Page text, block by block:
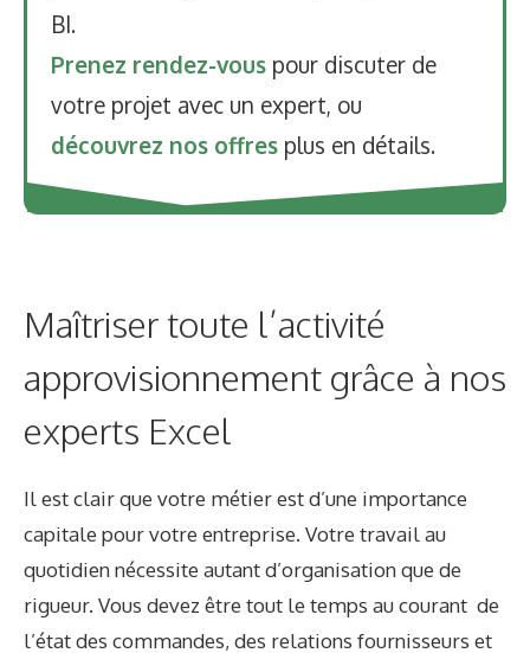
BI.
Prenez rendez-vous pour discuter de
votre projet avec un expert, ou
découvrez nos offres plus en détails.
Maîtriser toute l’activité
approvisionnement grâce à nos
experts Excel
Il est clair que votre métier est d’une importance
capitale pour votre entreprise. Votre travail au
quotidien nécessite autant d’organisation que de
rigueur. Vous devez être tout le temps au courant de
l’état des commandes, des relations fournisseurs et